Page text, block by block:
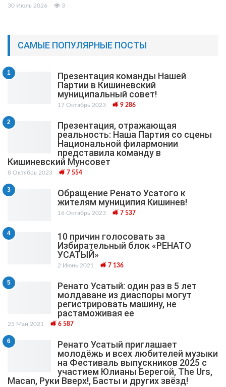
30 Июль 2026 3
САМЫЕ ПОПУЛЯРНЫЕ ПОСТЫ
1
Презентация команды Нашей
Партии в Кишиневский
муниципальный cовет!
17 Октябрь 2023 9 286
2
Презентация, отражающая
реальность: Наша Партия со сцены
Национальной филармонии
представила команду в
Кишиневский Мунсовет
8 Октябрь 2023 7 554
3
Обращение Ренато Усатого к
жителям муниципия Кишинев!
16 Октябрь 2023 7 537
4
10 причин голосовать за
Избирательный блок «РЕНАТО
УСАТЫЙ»
2 Июнь 2021 7 136
5
Ренато Усатый: один раз в 5 лет
молдаване из диаспоры могут
регистрировать машину, не
растаможивая ее
25 Май 2021 6 587
6
Ренато Усатый приглашает
молодёжь и всех любителей музыки
на Фестиваль выпускников 2025 с
участием Юлианы Берегой, The Urs,
Macan, Руки Вверх!, Басты и других звёзд!